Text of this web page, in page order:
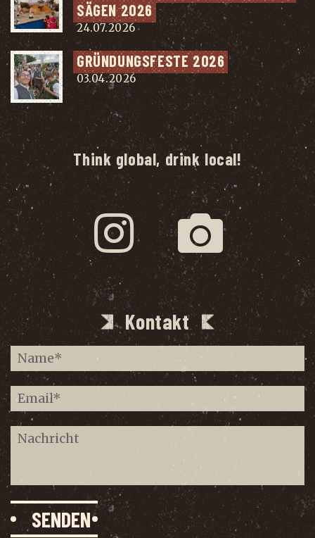
SÄ­GEN 2026
24.07.2026
GRÜN­DUNGS­FES­TE 2026
03.04.2026
Think global, drink local!
Kontakt